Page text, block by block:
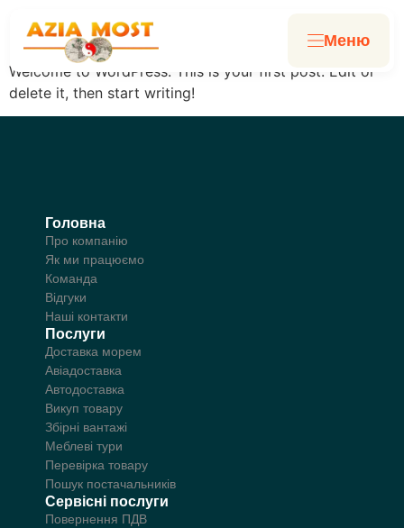
Mеню
Hello world!
Welcome to WordPress. This is your first post. Edit or
delete it, then start writing!
Головна
Про компанію
Як ми працюємо
Команда
Відгуки
Наші контакти
Послуги
Доставка морем
Авіадоставка
Автодоставка
Викуп товару
Збірні вантажі
Меблеві тури
Перевірка товару
Пошук постачальників
Сервісні послуги
Повернення ПДВ